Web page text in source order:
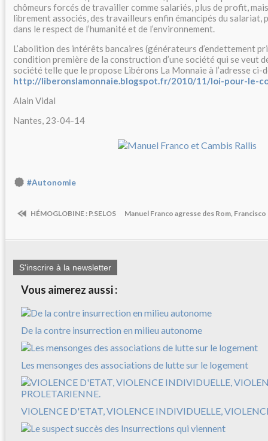
chômeurs forcés de travailler comme salariés, plus de profit,
librement associés, des travailleurs enfin émancipés du salariat,
dans le respect de l’humanité et de l’environnement.
L’abolition des intérêts bancaires (générateurs d’endettement
condition première de la construction d’une société qui se veut
société telle que le propose Libérons La Monnaie à l’adresse ci-
http://liberonslamonnaie.blogspot.fr/2010/11/loi-pour-le-
Alain Vidal
Nantes, 23-04-14
#Autonomie
HÉMOGLOBINE : P.SELOS Manuel Franco agresse des Rom,
S'inscrire à la newsletter
Vous aimerez aussi :
De la contre insurrection en milieu autonome
Les mensonges des associations de lutte sur le logement
VIOLENCE D'ETAT, VIOLENCE INDIVIDUELLE,